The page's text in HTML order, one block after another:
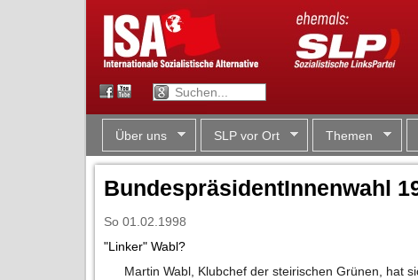
Über uns SLP vor Ort Themen
BundespräsidentInnenwahl
So 01.02.1998
"Linker" Wabl?
Martin Wabl, Klubchef der steirischen Grünen, hat